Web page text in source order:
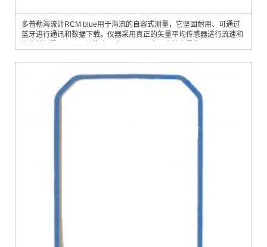
多普勒海流计RCM blue用于海流的自容式测量，它坚固耐用、可通过
蓝牙进行通讯和数据下载。仪器采用真正的矢量平均传感器进行流速和